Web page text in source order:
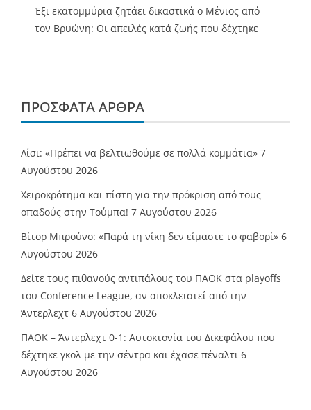
Έξι εκατομμύρια ζητάει δικαστικά ο Μένιος από
τον Βρυώνη: Οι απειλές κατά ζωής που δέχτηκε
ΠΡΌΣΦΑΤΑ ΆΡΘΡΑ
Λίσι: «Πρέπει να βελτιωθούμε σε πολλά κομμάτια» 7
Αυγούστου 2026
Χειροκρότημα και πίστη για την πρόκριση από τους
οπαδούς στην Τούμπα! 7 Αυγούστου 2026
Βίτορ Μπρούνο: «Παρά τη νίκη δεν είμαστε το φαβορί» 6
Αυγούστου 2026
Δείτε τους πιθανούς αντιπάλους του ΠΑΟΚ στα playoffs
του Conference League, αν αποκλειστεί από την
Άντερλεχτ 6 Αυγούστου 2026
ΠΑΟΚ – Άντερλεχτ 0-1: Αυτοκτονία του Δικεφάλου που
δέχτηκε γκολ με την σέντρα και έχασε πέναλτι 6
Αυγούστου 2026